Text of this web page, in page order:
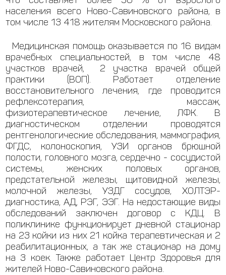
населения всего Ново-Савиновского района, в
том числе 13 418 жителям Московского района
Медицинская помощь оказывается по 16 видам
врачебных специальностей, в том числе 48
участков врачей, 2 участка врачей общей
практики (ВОП). Работает отделение
восстановительного лечения, где проводится
рефлексотерапия, массаж,
физиотерапевтическое лечение, ЛФК. В
диагностическом отделении проводятся
рентгенологические обследования, маммография,
ФГДС, колоноскопия, УЗИ органов брюшной
полости, головного мозга, сердечно - сосудистой
системы, женских половых органов,
предстательной железы, щитовидной железы,
молочной железы, УЗДГ сосудов, ХОЛТЭР-
диагностика, АД, РЭГ, ЭЭГ. На недостающие виды
обследований заключен договор с КДЦ. В
поликлинике функционирует дневной стационар
на 23 койки из них 21 койка терапевтическая и 2
реабилитационных, а так же стационар на дому
на 3 коек. Также работает Центр Здоровья для
жителей Ново-Савиновского района.